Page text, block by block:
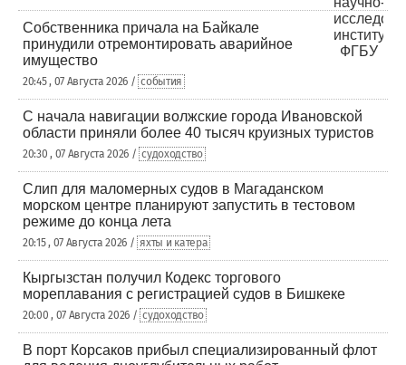
Собственника причала на Байкале
принудили отремонтировать аварийное
имущество
20:45 , 07 Августа 2026 / события
С начала навигации волжские города Ивановской
области приняли более 40 тысяч круизных туристов
20:30 , 07 Августа 2026 / судоходство
Слип для маломерных судов в Магаданском
морском центре планируют запустить в тестовом
режиме до конца лета
20:15 , 07 Августа 2026 / яхты и катера
Кыргызстан получил Кодекс торгового
мореплавания с регистрацией судов в Бишкеке
20:00 , 07 Августа 2026 / судоходство
В порт Корсаков прибыл специализированный флот